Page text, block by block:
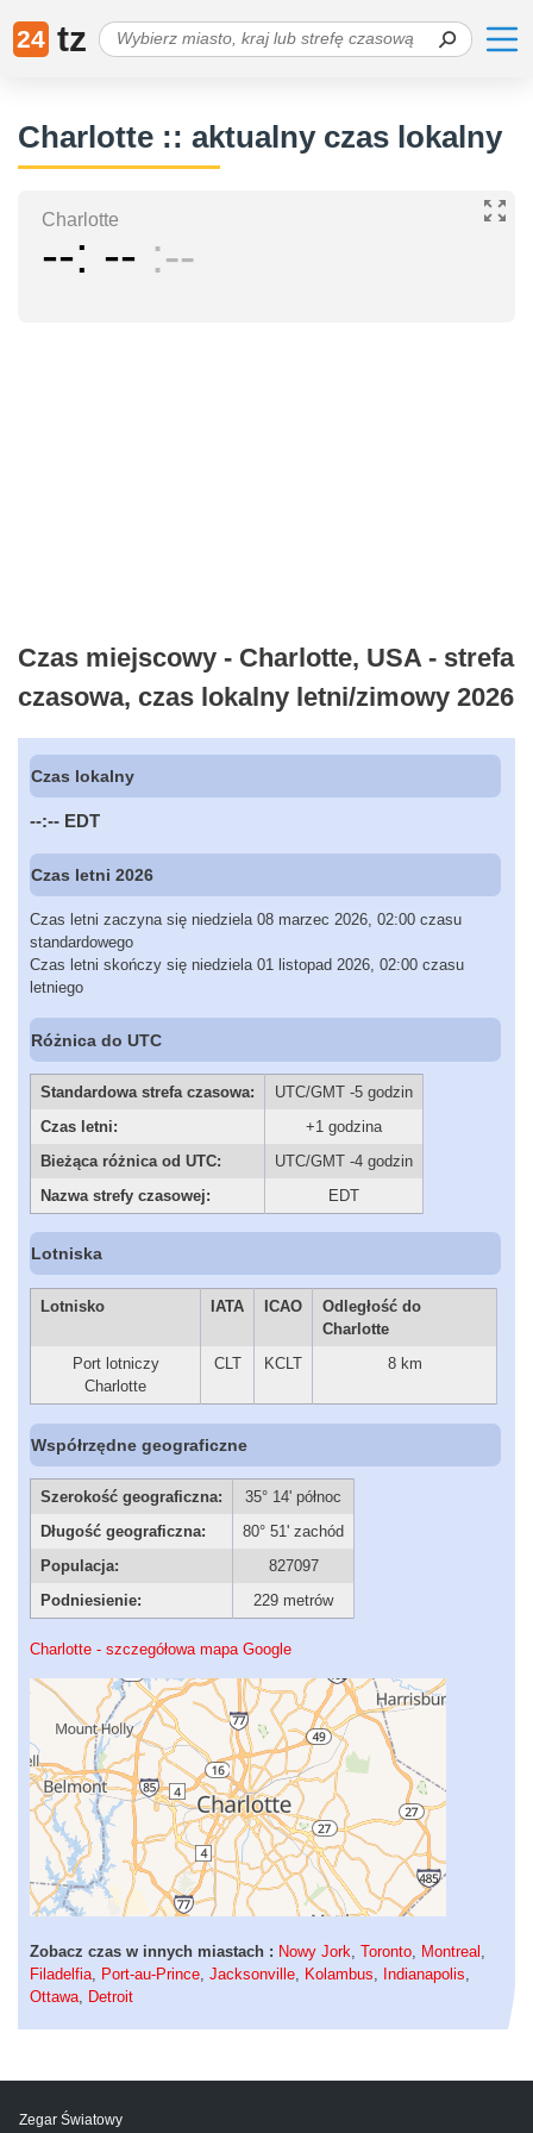
24 tz
Charlotte :: aktualny czas lokalny
Charlotte
-- -- --
Czas miejscowy - Charlotte, USA - strefa
czasowa, czas lokalny letni/zimowy 2026
Czas lokalny
--:-- EDT
Czas letni 2026
Czas letni zaczyna się niedziela 08 marzec 2026, 02:00 czasu
standardowego
Czas letni skończy się niedziela 01 listopad 2026, 02:00 czasu
letniego
Różnica do UTC
Standardowa strefa czasowa:
UTC/GMT -5 godzin
Czas letni:
+1 godzina
Bieżąca różnica od UTC:
UTC/GMT -4 godzin
Nazwa strefy czasowej:
EDT
Lotniska
Lotnisko IATA ICAO
Odległość do
Charlotte
Port lotniczy
Charlotte
CLT KCLT 8 km
Współrzędne geograficzne
Szerokość geograficzna:
35° 14' północ
Długość geograficzna:
80° 51' zachód
Populacja:
827097
Podniesienie:
229 metrów
Charlotte - szczegółowa mapa Google
Zobacz czas w innych miastach : Nowy Jork, Toronto, Montreal ,
Filadelfia, Port-au-Prince, Jacksonville, Kolambus, Indianapolis,
Ottawa, Detroit
Zegar Światowy